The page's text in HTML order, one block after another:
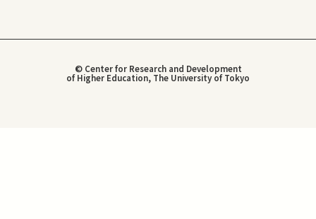
© Center for Research and Development
of Higher Education, The University of Tokyo